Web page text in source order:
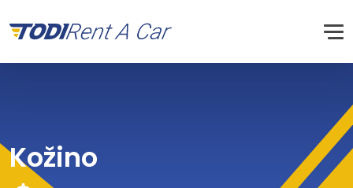
Kožino